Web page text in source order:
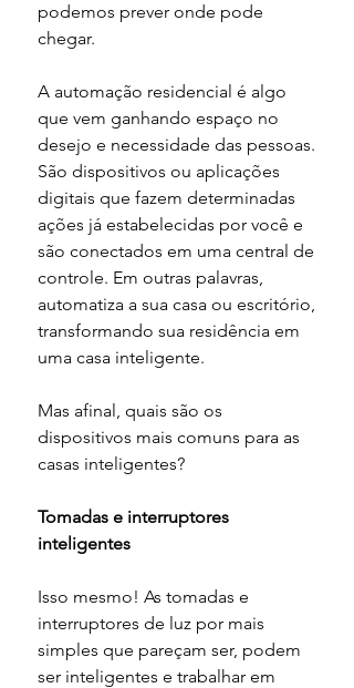
podemos prever onde pode
chegar.
A automação residencial é algo
que vem ganhando espaço no
desejo e necessidade das pessoas.
São dispositivos ou aplicações
digitais que fazem determinadas
ações já estabelecidas por você e
são conectados em uma central de
controle. Em outras palavras,
automatiza a sua casa ou escritório,
transformando sua residência em
uma casa inteligente.
Mas afinal, quais são os
dispositivos mais comuns para as
casas inteligentes?
Tomadas e interruptores
inteligentes
Isso mesmo! As tomadas e
interruptores de luz por mais
simples que pareçam ser, podem
ser inteligentes e trabalhar em